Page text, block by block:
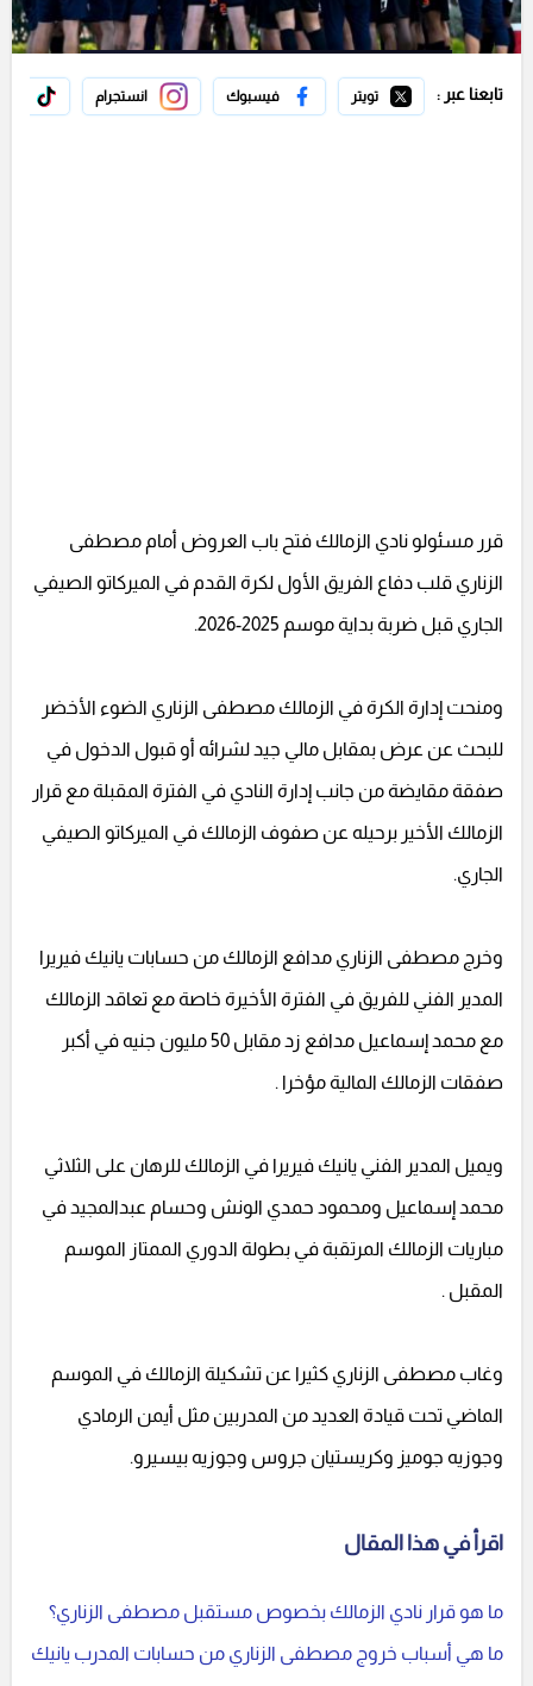
تابعنا عبر : تويتر فيسبوك انستجرام
قرر مسئولو نادي الزمالك فتح باب العروض أمام مصطفى
الزناري قلب دفاع الفريق الأول لكرة القدم في الميركاتو الصيفي
الجاري قبل ضربة بداية موسم 2025-2026.
ومنحت إدارة الكرة في الزمالك مصطفى الزناري الضوء الأخضر
للبحث عن عرض بمقابل مالي جيد لشرائه أو قبول الدخول في
صفقة مقايضة من جانب إدارة النادي في الفترة المقبلة مع قرار
الزمالك الأخير برحيله عن صفوف الزمالك في الميركاتو الصيفي
الجاري.
وخرج مصطفى الزناري مدافع الزمالك من حسابات يانيك فيريرا
المدير الفني للفريق في الفترة الأخيرة خاصة مع تعاقد الزمالك
مع محمد إسماعيل مدافع زد مقابل 50 مليون جنيه في أكبر
صفقات الزمالك المالية مؤخرا .
ويميل المدير الفني يانيك فيريرا في الزمالك للرهان على الثلاثي
محمد إسماعيل ومحمود حمدي الونش وحسام عبدالمجيد في
مباريات الزمالك المرتقبة في بطولة الدوري الممتاز الموسم
المقبل .
وغاب مصطفى الزناري كثيرا عن تشكيلة الزمالك في الموسم
الماضي تحت قيادة العديد من المدربين مثل أيمن الرمادي
وجوزيه جوميز وكريستيان جروس وجوزيه بيسيرو.
اقرأ في هذا المقال
ما هو قرار نادي الزمالك بخصوص مستقبل مصطفى الزناري؟
ما هي أسباب خروج مصطفى الزناري من حسابات المدرب يانيك